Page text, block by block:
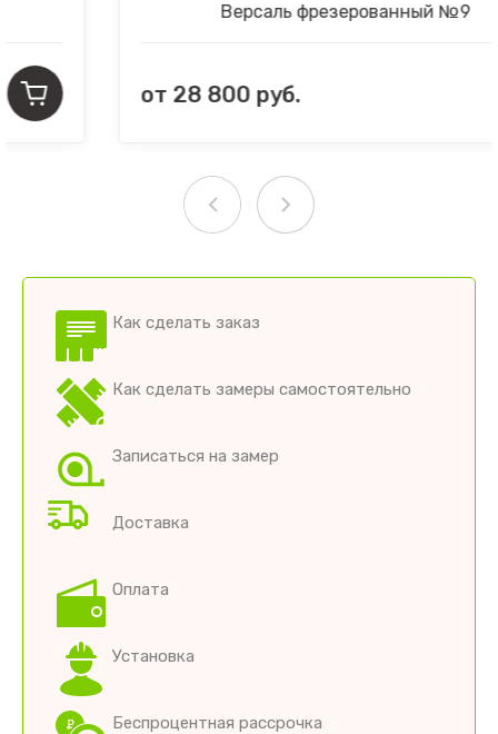
Как сделать заказ
Как сделать замеры самостоятельно
Записаться на замер
Доставка
Оплата
Установка
Беспроцентная рассрочка
Версаль фрезерованный №9
от 28 800руб.